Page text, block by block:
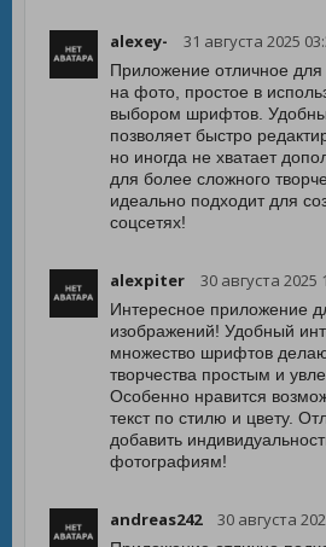
alexey- 31 августа 2025
Приложение отличное для
на фото, простое в
выбором шрифтов.
позволяет быстро
но иногда не хватает
для более сложного
идеально подходит для
соцсетях!
alexpiter 30 августа 2025
Интересное приложение
изображений! Удобный
множество шрифтов
творчества простым и
Особенно нравится
текст по стилю и цвету.
добавить
фотографиям!
andreas242 30 августа